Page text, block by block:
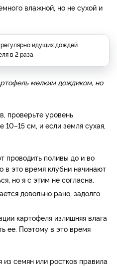
влажной, но не сухой и
идущих дождей
в 2 раза
мелким дождиком, но
проверьте уровень
10–15 см, и если земля сухая,
проводить поливы до и во
в это время клубни начинают
но я с этим не согласна.
довольно рано, задолго
картофеля излишняя влага
ее. Поэтому в это время
семян или ростков правила